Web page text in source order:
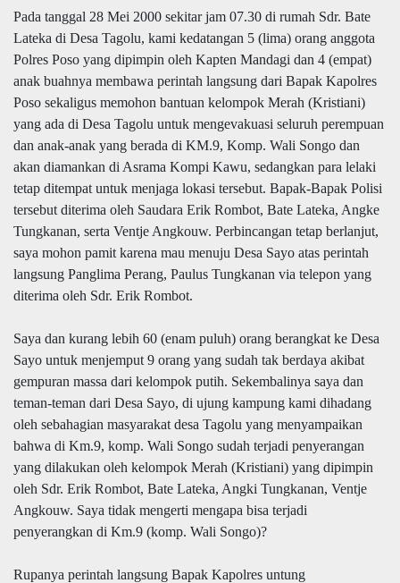
Pada tanggal 28 Mei 2000 sekitar jam 07.30 di rumah Sdr. Bate
Lateka di Desa Tagolu, kami kedatangan 5 (lima) orang anggota
Polres Poso yang dipimpin oleh Kapten Mandagi dan 4 (empat)
anak buahnya membawa perintah langsung dari Bapak Kapolres
Poso sekaligus memohon bantuan kelompok Merah (Kristiani)
yang ada di Desa Tagolu untuk mengevakuasi seluruh perempuan
dan anak-anak yang berada di KM.9, Komp. Wali Songo dan
akan diamankan di Asrama Kompi Kawu, sedangkan para lelaki
tetap ditempat untuk menjaga lokasi tersebut. Bapak-Bapak Polisi
tersebut diterima oleh Saudara Erik Rombot, Bate Lateka, Angke
Tungkanan, serta Ventje Angkouw. Perbincangan tetap berlanjut,
saya mohon pamit karena mau menuju Desa Sayo atas perintah
langsung Panglima Perang, Paulus Tungkanan via telepon yang
diterima oleh Sdr. Erik Rombot.
Saya dan kurang lebih 60 (enam puluh) orang berangkat ke Desa
Sayo untuk menjemput 9 orang yang sudah tak berdaya akibat
gempuran massa dari kelompok putih. Sekembalinya saya dan
teman-teman dari Desa Sayo, di ujung kampung kami dihadang
oleh sebahagian masyarakat desa Tagolu yang menyampaikan
bahwa di Km.9, komp. Wali Songo sudah terjadi penyerangan
yang dilakukan oleh kelompok Merah (Kristiani) yang dipimpin
oleh Sdr. Erik Rombot, Bate Lateka, Angki Tungkanan, Ventje
Angkouw. Saya tidak mengerti mengapa bisa terjadi
penyerangkan di Km.9 (komp. Wali Songo)?
Rupanya perintah langsung Bapak Kapolres untung